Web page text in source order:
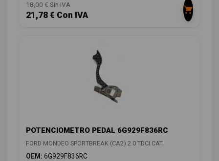
18,00 € Sin IVA
21,78 € Con IVA
POTENCIOMETRO PEDAL 6G929F836RC
FORD MONDEO SPORTBREAK (CA2) 2.0 TDCI CAT
OEM: 6G929F836RC